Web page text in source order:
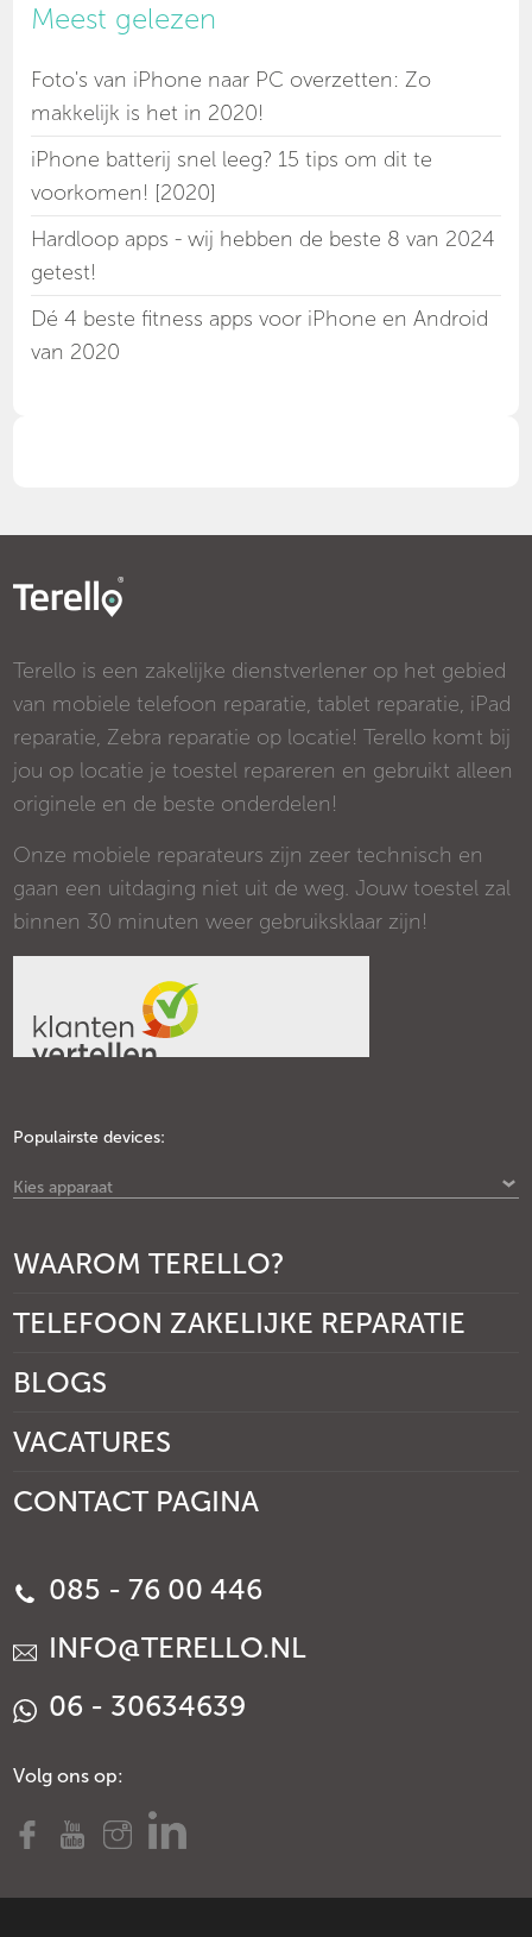
Meest gelezen
Foto's van iPhone naar PC overzetten: Zo
makkelijk is het in 2020!
iPhone batterij snel leeg? 15 tips om dit te
voorkomen! [2020]
Hardloop apps - wij hebben de beste 8 van 2024
getest!
Dé 4 beste fitness apps voor iPhone en Android
van 2020
Terello is een zakelijke dienstverlener op het gebied
van mobiele telefoon reparatie, tablet reparatie, iPad
reparatie, Zebra reparatie op locatie! Terello komt bij
jou op locatie je toestel repareren en gebruikt alleen
originele en de beste onderdelen!
Onze mobiele reparateurs zijn zeer technisch en
gaan een uitdaging niet uit de weg. Jouw toestel zal
binnen 30 minuten weer gebruiksklaar zijn!
Populairste devices:
Kies apparaat
WAAROM TERELLO?
TELEFOON ZAKELIJKE REPARATIE
BLOGS
VACATURES
CONTACT PAGINA
085 - 76 00 446
INFO@TERELLO.NL
06 - 30634639
Volg ons op: